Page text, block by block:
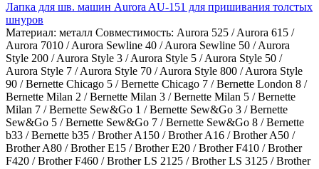
Лапка для шв. машин Aurora AU-151 для пришивания толстых
шнуров
Материал: металл Совместимость: Aurora 525 / Aurora 615 /
Aurora 7010 / Aurora Sewline 40 / Aurora Sewline 50 / Aurora
Style 200 / Aurora Style 3 / Aurora Style 5 / Aurora Style 50 /
Aurora Style 7 / Aurora Style 70 / Aurora Style 800 / Aurora Style
90 / Bernette Chicago 5 / Bernette Chicago 7 / Bernette London 8 /
Bernette Milan 2 / Bernette Milan 3 / Bernette Milan 5 / Bernette
Milan 7 / Bernette Sew&Go 1 / Bernette Sew&Go 3 / Bernette
Sew&Go 5 / Bernette Sew&Go 7 / Bernette Sew&Go 8 / Bernette
b33 / Bernette b35 / Brother A150 / Brother A16 / Brother A50 /
Brother A80 / Brother E15 / Brother E20 / Brother F410 / Brother
F420 / Brother F460 / Brother LS 2125 / Brother LS 3125 / Brother